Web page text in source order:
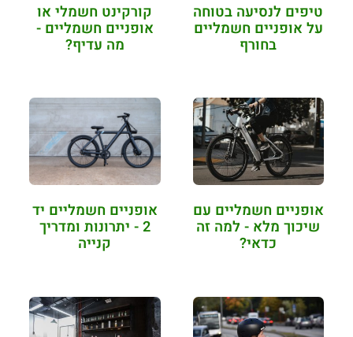
טיפים לנסיעה בטוחה
על אופניים חשמליים
בחורף
קורקינט חשמלי או
אופניים חשמליים -
מה עדיף?
אופניים חשמליים עם
שיכוך מלא - למה זה
כדאי?
אופניים חשמליים יד
2 - יתרונות ומדריך
קנייה